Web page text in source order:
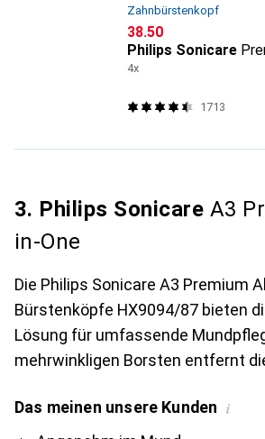
Zahnbürstenkopf
CHF
38.50
Philips Sonicare
4x
1713
3. Philips Sonicare A3
in-One
Die Philips Sonicare A3 Premium
Bürstenköpfe HX9094/87 bieten
Lösung für umfassende
mehrwinkligen Borsten entfernt
Das meinen unsere Kunden i